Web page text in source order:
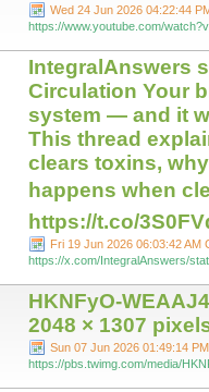
Wed 24 Jun 2026 04:22:44
https://www.youtube.com/
IntegralAnswers
Circulation Your
system — and it
This thread
clears toxins,
happens when
https://t.co/
Fri 19 Jun 2026 06:03:42 AM
https://x.com/IntegralAnswers/
HKNFyO-
2048 × 1307
Sun 07 Jun 2026 01:49:14
https://pbs.twimg.com/media/